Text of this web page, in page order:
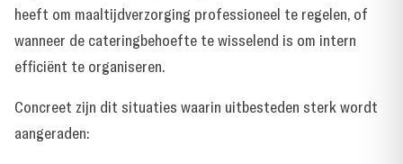
heeft om maaltijdverzorging professioneel te regelen, of
wanneer de cateringbehoefte te wisselend is om intern
efficiënt te organiseren.
Concreet zijn dit situaties waarin uitbesteden sterk wordt
aangeraden: